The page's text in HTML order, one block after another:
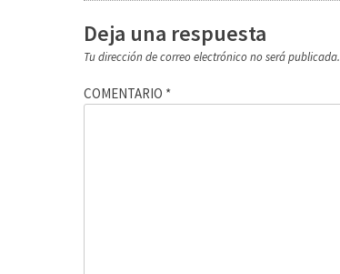
Deja una respuesta
Tu dirección de correo electrónico no será publicada.
COMENTARIO *